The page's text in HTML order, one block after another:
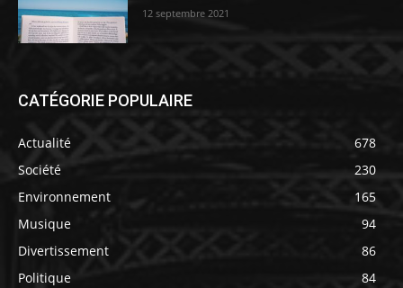
12 septembre 2021
CATÉGORIE POPULAIRE
Actualité
678
Société
230
Environnement
165
Musique
94
Divertissement
86
Politique
84